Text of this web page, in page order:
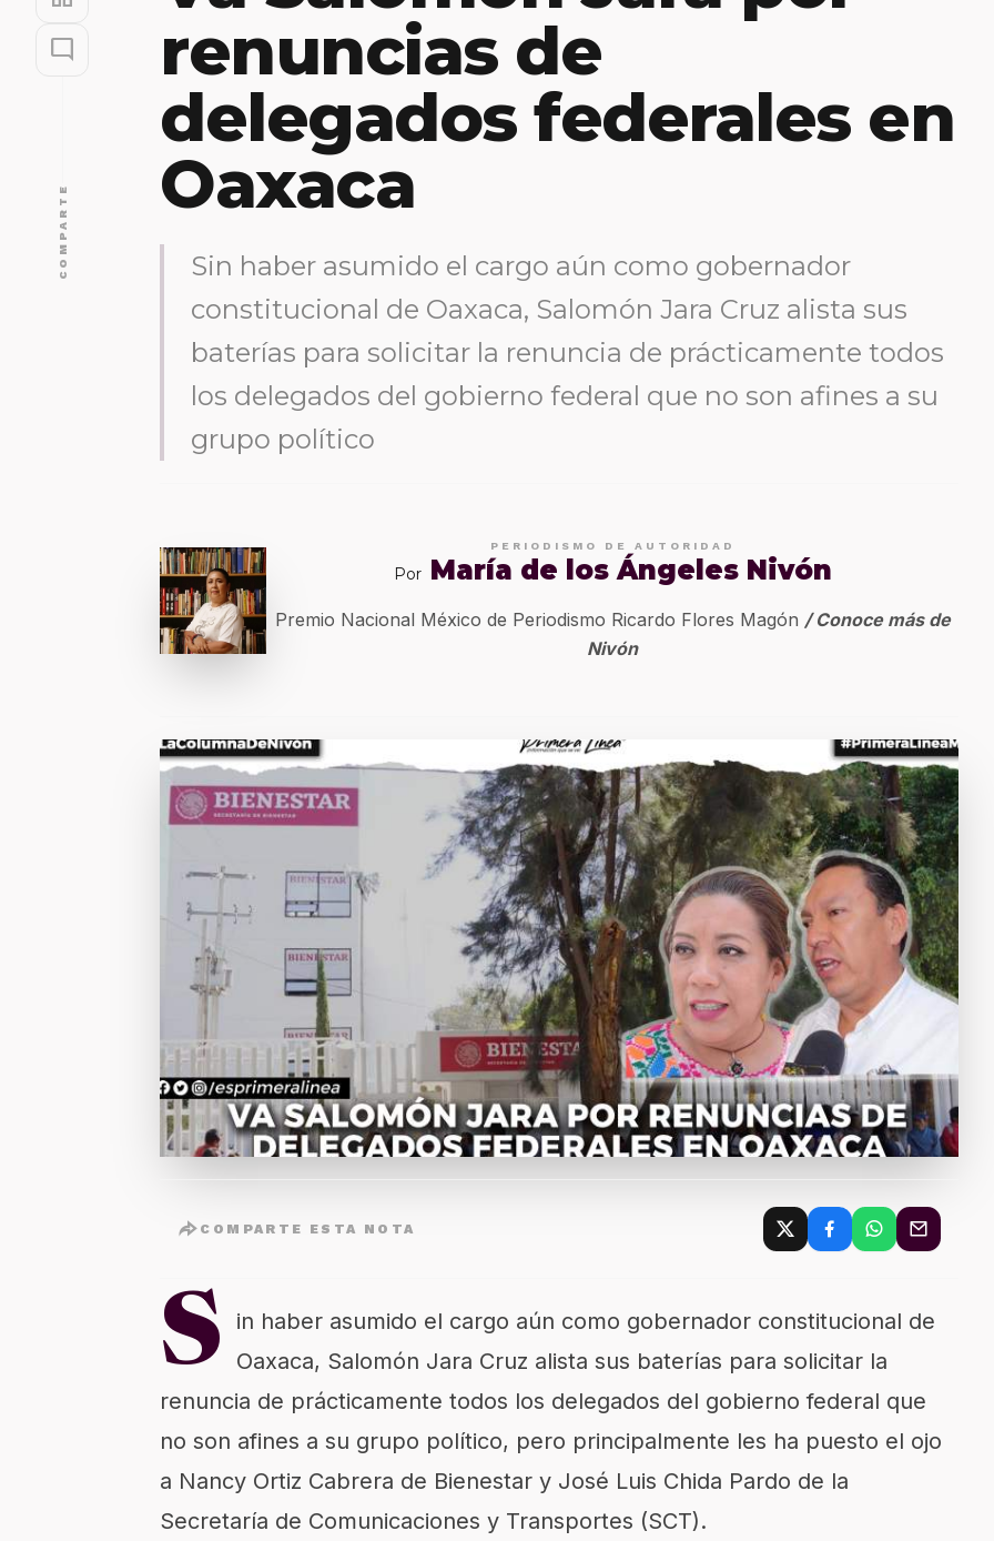
mode_comment
COMPARTE
renuncias de
delegados federales en
Oaxaca
Sin haber asumido el cargo aún como gobernador
constitucional de Oaxaca, Salomón Jara Cruz alista sus
baterías para solicitar la renuncia de prácticamente todos
los delegados del gobierno federal que no son afines a su
grupo político
PERIODISMO DE AUTORIDAD
Por María de los Ángeles Nivón
Premio Nacional México de Periodismo Ricardo Flores Magón / Conoce más de
Nivón
COMPARTE ESTA NOTA
S
in haber asumido el cargo aún como gobernador constitucional de
Oaxaca, Salomón Jara Cruz alista sus baterías para solicitar la
renuncia de prácticamente todos los delegados del gobierno federal que
no son afines a su grupo político, pero principalmente les ha puesto el ojo
a Nancy Ortiz Cabrera de Bienestar y José Luis Chida Pardo de la
Secretaría de Comunicaciones y Transportes (SCT).